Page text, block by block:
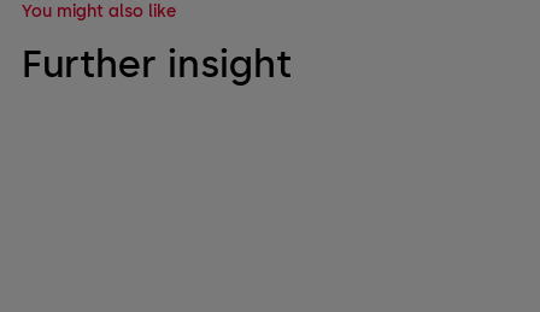
You might also like
Further insight